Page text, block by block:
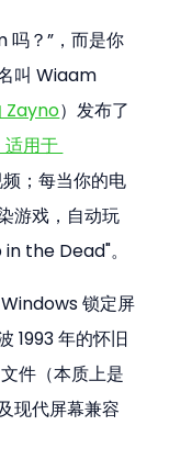
吗？”，而是你
叫 Wiaam
Zayno）发布了
适用于
；每当你的电
游戏，自动玩
the Dead"。
锁定屏
1993 年的怀旧
件（本质上是
现代屏幕兼容